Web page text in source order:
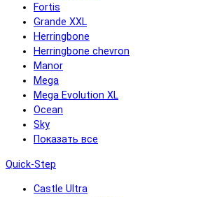
Fortis
Grande XXL
Herringbone
Herringbone chevron
Manor
Mega
Mega Evolution XL
Ocean
Sky
Показать все
Quick-Step
Castle Ultra